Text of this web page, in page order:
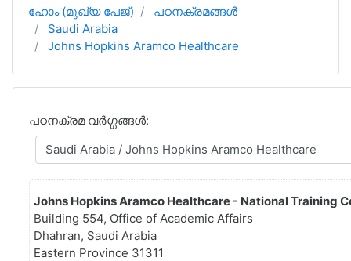
ഹോം (മുഖ്യ പേജ്‌)
പഠനക്രമങ്ങള്‍
Saudi Arabia
Johns Hopkins Aramco Healthcare
പഠനക്രമ വര്‍ഗ്ഗങ്ങള്‍:
Johns Hopkins Aramco Healthcare - National Training
Building 554, Office of Academic Affairs
Dhahran, Saudi Arabia
Eastern Province 31311